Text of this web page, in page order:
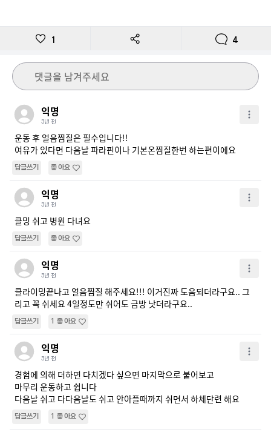
1 4
댓글을 남겨주세요
익명
3년 전
운동 후 얼음찜질은 필수입니다!!
여유가 있다면 다음날 파라핀이나 기본온찜질한번 하는편이에요
답글쓰기 좋아요
익명
3년 전
클밍 쉬고 병원 다녀요
답글쓰기 좋아요
익명
3년 전
클라이밍끝나고 얼음찜질 해주세요!!! 이거진짜 도움되더라구요.. 그
리고 꼭 쉬세요 4일정도만 쉬어도 금방 낫더라구요..
답글쓰기 1 좋아요
익명
3년 전
경험에 의해 더하면 다치겠다 싶으면 마지막으로 붙어보고
마무리 운동하고 쉽니다
다음날 쉬고 다다음날도 쉬고 안아플때까지 쉬면서 하체단련 해요
답글쓰기 1 좋아요